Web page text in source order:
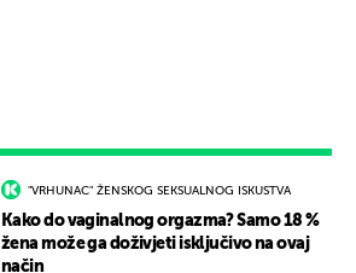
"VRHUNAC" ŽENSKOG SEKSUALNOG ISKUSTVA
Kako do vaginalnog orgazma? Samo 18 %
žena može ga doživjeti isključivo na ovaj
način